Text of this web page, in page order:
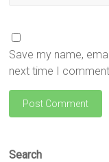
Save my name,
next time I
Search